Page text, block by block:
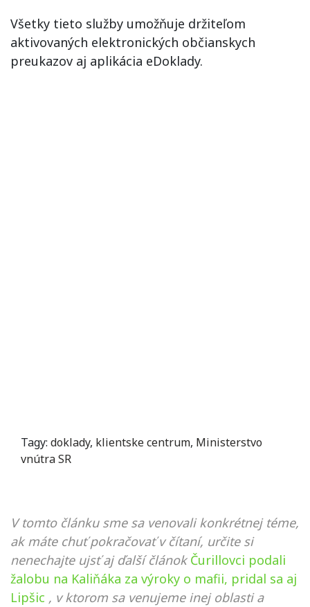
Všetky tieto služby umožňuje držiteľom
aktivovaných elektronických občianskych
preukazov aj aplikácia eDoklady.
Tagy: doklady, klientske centrum, Ministerstvo
vnútra SR
V tomto článku sme sa venovali konkrétnej téme,
ak máte chuť pokračovať v čítaní, určite si
nenechajte ujsť aj ďalší článok Čurillovci podali
žalobu na Kaliňáka za výroky o mafii, pridal sa aj
Lipšic , v ktorom sa venujeme inej oblasti a